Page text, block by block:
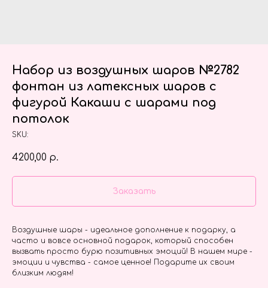
Набор из воздушных шаров №2782
фонтан из латексных шаров с
фигурой Какаши с шарами под
потолок
SKU:
4200,00 р.
Заказать
Воздушные шары - идеальное дополнение к подарку, а
часто и вовсе основной подарок, который способен
вызвать просто бурю позитивных эмоций! В нашем мире -
эмоции и чувства - самое ценное! Подарите их своим
близким людям!